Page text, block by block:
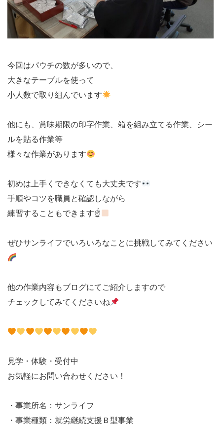
今回はパウチの数が多いので、
大きなテーブルを使って
小人数で取り組んでいます
他にも、賞味期限の印字作業、箱を組み立てる作業、シー
ルを貼る作業等
様々な作業があります
初めは上手くできなくても大丈夫です
手順やコツを職員と確認しながら
練習することもできます☝
ぜひサンライフでいろいろなことに挑戦してみてください
他の作業内容もブログにてご紹介しますので
チェックしてみてくださいね
見学・体験・受付中
お気軽にお問い合わせください！
・事業所名：サンライフ
・事業種類：就労継続支援Ｂ型事業